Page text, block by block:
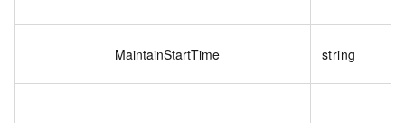
MaintainStartTime string